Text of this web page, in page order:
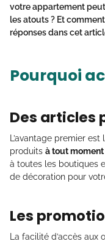
votre appartement
les atouts ? Et
réponses dans cet
Pourquoi
Des articles
L’avantage premier
produits à tout
à toutes les boutiques
de décoration pour
Les
La facilité d’accès